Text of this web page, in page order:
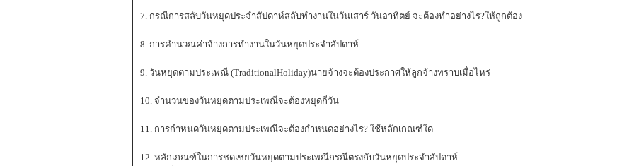
7. กรณีการสลับวันหยุดประจำสัปดาห์สลับทำงานในวันเสาร์ วันอาทิตย์ จะต้องทำอย่างไร?ให้ถูกต้อง
8. การคำนวณค่าจ้างการทำงานในวันหยุดประจำสัปดาห์
9. วันหยุดตามประเพณี (TraditionalHoliday)นายจ้างจะต้องประกาศให้ลูกจ้างทราบเมื่อไหร่
10. จำนวนของวันหยุดตามประเพณีจะต้องหยุดกี่วัน
11. การกำหนดวันหยุดตามประเพณีจะต้องกำหนดอย่างไร? ใช้หลักเกณฑ์ใด
12. หลักเกณฑ์ในการชดเชยวันหยุดตามประเพณีกรณีตรงกับวันหยุดประจำสัปดาห์